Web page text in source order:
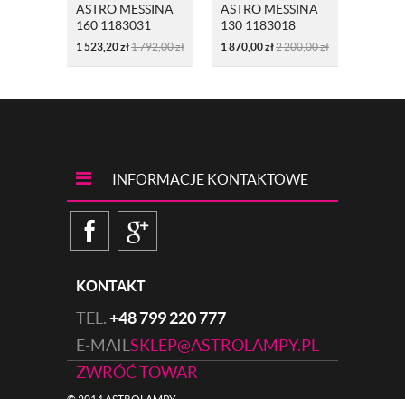
ASTRO MESSINA
160 1183031
CZARNY
1 523,20zł1 792,00zł
ASTRO MESSINA
130 1183018
BRĄZOWY
1 870,00zł2 200,00zł
INFORMACJE KONTAKTOWE
KONTAKT
TEL.+48 799 220 777
E-MAIL SKLEP@ASTROLAMPY.PL
ZWRÓĆ TOWAR